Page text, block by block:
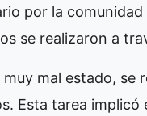
por la
se realizaron a
mal estado, se
Esta tarea